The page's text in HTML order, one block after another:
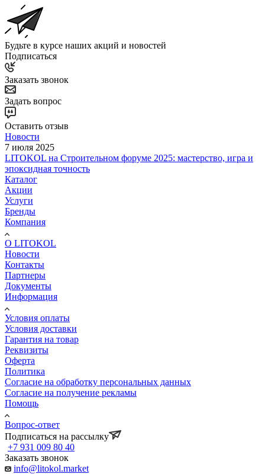
Будьте в курсе наших акций и новостей
Подписаться
Заказать звонок
Задать вопрос
Оставить отзыв
Новости
7 июля 2025
LITOKOL на Строительном форуме 2025: мастерство, игра и
эпоксидная точность
Каталог
Акции
Услуги
Бренды
Компания
О LITOKOL
Новости
Контакты
Партнеры
Документы
Информация
Условия оплаты
Условия доставки
Гарантия на товар
Реквизиты
Оферта
Политика
Согласие на обработку персональных данных
Согласие на получение рекламы
Помощь
Вопрос-ответ
Подписаться на рассылку
+7 931 009 80 40
Заказать звонок
info@litokol.market